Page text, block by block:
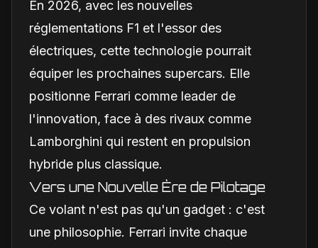
En 2026, avec les nouvelles
réglementations F1 et l'essor des
électriques, cette technologie pourrait
équiper les prochaines supercars. Elle
positionne Ferrari comme leader de
l'innovation, face à des rivaux comme
Lamborghini qui restent en propulsion
hybride plus classique.
Vers une Nouvelle Ère de Pilotage
Ce volant n'est pas qu'un gadget : c'est
une philosophie. Ferrari invite chaque